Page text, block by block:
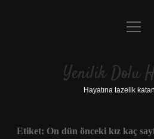
Anasayfa
Yasal
Yenilik Dolu
Hayatına tazelik
Etiket: On dün önceki kız kaç